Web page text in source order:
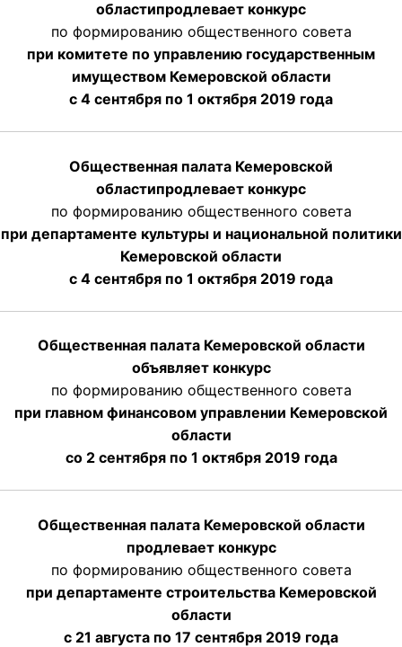
областипродлевает конкурс
по формированию общественного совета
при комитете по управлению государственным
имуществом Кемеровской области
с 4 сентября по 1 октября 2019 года
Общественная палата Кемеровской
областипродлевает конкурс
по формированию общественного совета
при департаменте культуры и национальной политики
Кемеровской области
с 4 сентября по 1 октября 2019 года
Общественная палата Кемеровской области
объявляет конкурс
по формированию общественного совета
при главном финансовом управлении Кемеровской
области
со 2 сентября по 1 октября 2019 года
Общественная палата Кемеровской области
продлевает конкурс
по формированию общественного совета
при департаменте строительства Кемеровской
области
с 21 августа по 17 сентября 2019 года